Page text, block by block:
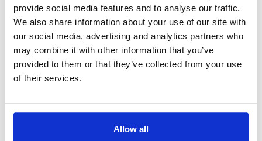
provide social media features and to analyse our traffic.
We also share information about your use of our site with
our social media, advertising and analytics partners who
may combine it with other information that you’ve
provided to them or that they’ve collected from your use
of their services.
Allow all
Vidutinis privataus sektoriaus atlyginimas:€56,640
per metus.
Išsilavinimo lygis
tapti autobuso vairuotoju, aukštesnis išsilavinimas gali
suteikti geresnes atlyginimo galimybes.